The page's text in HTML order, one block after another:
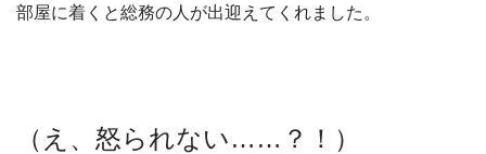
部屋に着くと総務の人が出迎えてくれました。
（え、怒られない……？！）